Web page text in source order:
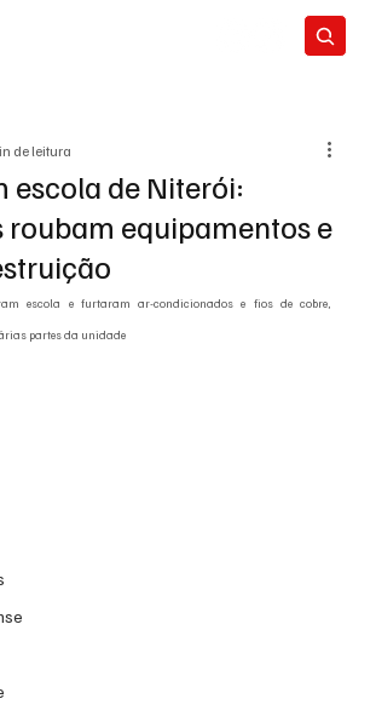
escola de Niterói:
roubam equipamentos e
de leitura
escola e furtaram ar-condicionados e fios de cobre,
partes da unidade